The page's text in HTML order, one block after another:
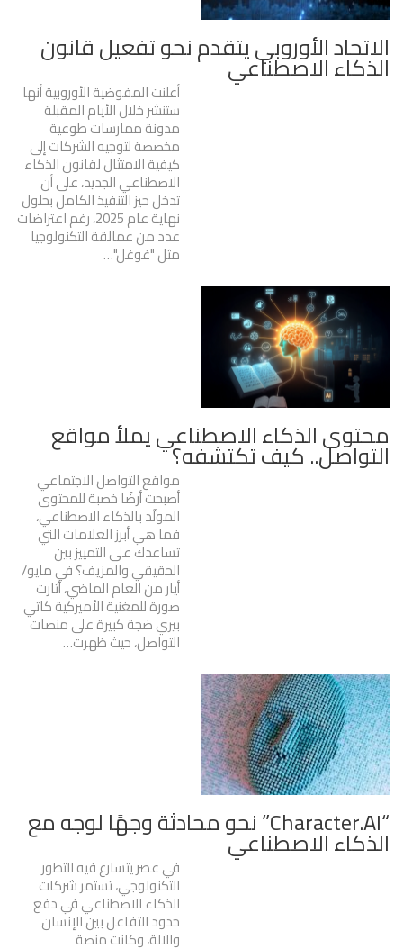
الاتحاد الأوروبي يتقدم نحو تفعيل قانون
الذكاء الاصطناعي
أعلنت المفوضية الأوروبية أنها
ستنشر خلال الأيام المقبلة
مدونة ممارسات طوعية
مخصصة لتوجيه الشركات إلى
كيفية الامتثال لقانون الذكاء
الاصطناعي الجديد، على أن
تدخل حيز التنفيذ الكامل بحلول
نهاية عام 2025، رغم اعتراضات
عدد من عمالقة التكنولوجيا
مثل "غوغل"…
محتوى الذكاء الاصطناعي يملأ مواقع
التواصل.. كيف تكتشفه؟
مواقع التواصل الاجتماعي
أصبحت أرضًا خصبة للمحتوى
المولَّد بالذكاء الاصطناعي،
فما هي أبرز العلامات التي
تساعدك على التمييز بين
الحقيقي والمزيف؟ في مايو/
أيار من العام الماضي، أثارت
صورة للمغنية الأميركية كاتي
بيري ضجة كبيرة على منصات
التواصل، حيث ظهرت…
“Character.AI” نحو محادثة وجهًا لوجه مع
الذكاء الاصطناعي
في عصر يتسارع فيه التطور
التكنولوجي، تستمر شركات
الذكاء الاصطناعي في دفع
حدود التفاعل بين الإنسان
والآلة، وكانت منصة